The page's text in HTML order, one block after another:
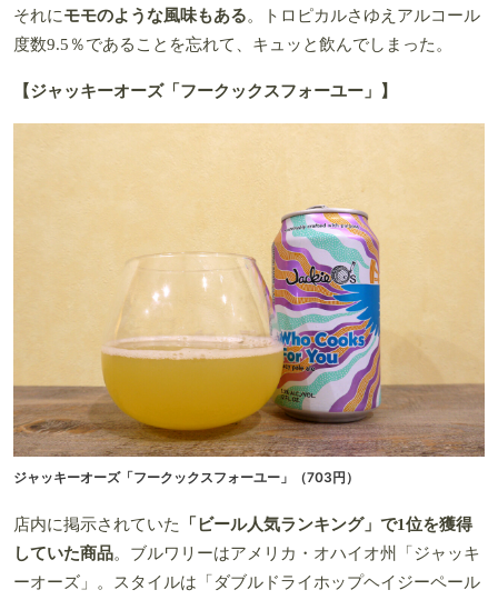
それにモモのような風味もある。トロピカルさゆえアルコール
度数9.5％であることを忘れて、キュッと飲んでしまった。
【ジャッキーオーズ「フークックスフォーユー」】
ジャッキーオーズ「フークックスフォーユー」 （703円）
店内に掲示されていた
「ビール人気ランキング」で1位を獲得
していた商品。ブルワリーはアメリカ・オハイオ州「ジャッキ
ーオーズ」。スタイルは「ダブルドライホップヘイジーペール